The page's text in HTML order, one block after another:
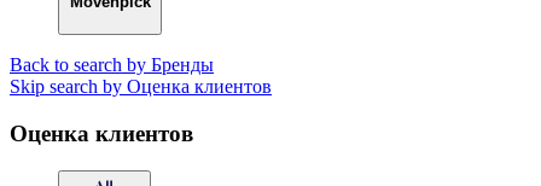
Back to search by Бренды
Skip search by Оценка клиентов
Оценка клиентов